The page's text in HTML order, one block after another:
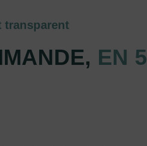
transparent
EN 5